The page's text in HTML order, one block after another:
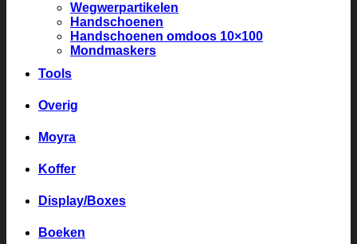
Wegwerpartikelen
Handschoenen
Handschoenen omdoos 10×100
Mondmaskers
Tools
Overig
Moyra
Koffer
Display/Boxes
Boeken